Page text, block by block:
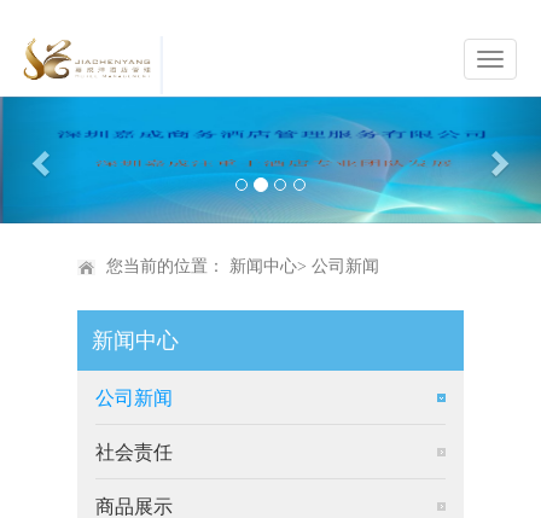
您当前的位置： 新闻中心> 公司新闻
新闻中心
公司新闻
社会责任
商品展示